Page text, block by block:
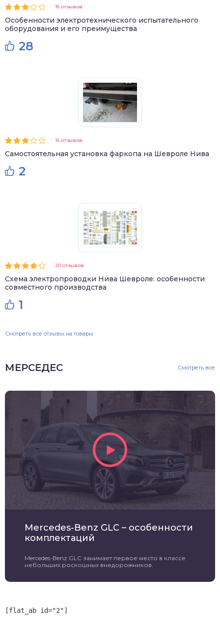
16 отзывов
Особенности электротехнического испытательного
оборудования и его преимущества
28
16 отзывов
Самостоятельная установка фаркопа на Шевроле Нива
2
20 отзывов
Схема электропроводки Нива Шевроле: особенности
совместного производства
1
Смотреть все отзывы на товары
МЕРСЕДЕС Смотреть все
Mercedes-Benz GLC – особенности
комплектаций
Mercedes-Benz GLC занимает первое место в классе
небольших роскошных внедорожников.
[flat_ab id="2"]